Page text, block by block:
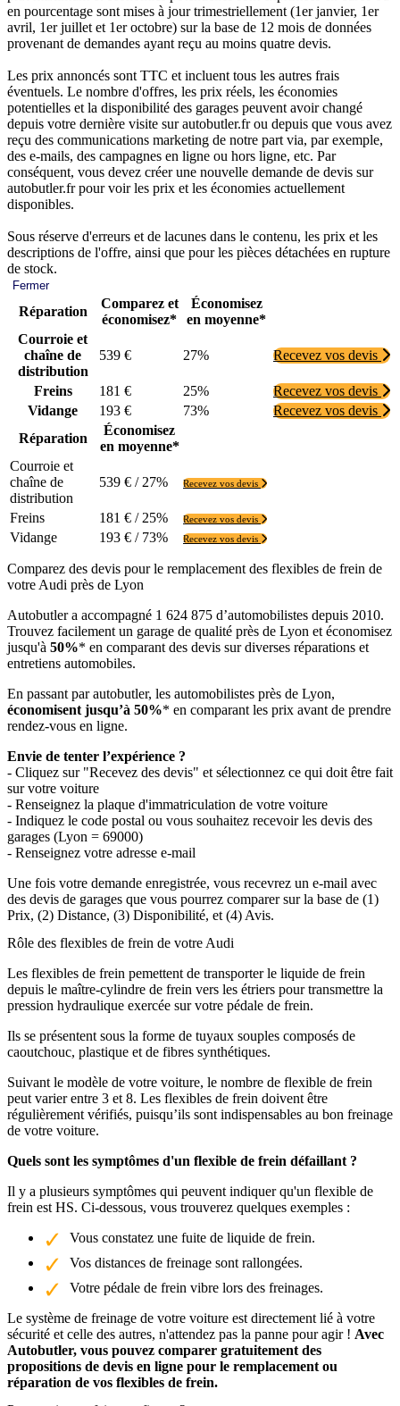
en pourcentage sont mises à jour trimestriellement (1er janvier, 1er
avril, 1er juillet et 1er octobre) sur la base de 12 mois de données
provenant de demandes ayant reçu au moins quatre devis.
Les prix annoncés sont TTC et incluent tous les autres frais
éventuels. Le nombre d'offres, les prix réels, les économies
potentielles et la disponibilité des garages peuvent avoir changé
depuis votre dernière visite sur autobutler.fr ou depuis que vous avez
reçu des communications marketing de notre part via, par exemple,
des e-mails, des campagnes en ligne ou hors ligne, etc. Par
conséquent, vous devez créer une nouvelle demande de devis sur
autobutler.fr pour voir les prix et les économies actuellement
disponibles.
Sous réserve d'erreurs et de lacunes dans le contenu, les prix et les
descriptions de l'offre, ainsi que pour les pièces détachées en rupture
de stock.
Fermer
Réparation
Comparez et
économisez*
Économisez
en moyenne*
Courroie et
chaîne de
distribution
539 € 27% Recevez vos devis
Freins 181 € 25%
Recevez vos devis
Vidange
193 € 73%
Recevez vos devis
Réparation
Économisez
en moyenne*
Courroie et
chaîne de
distribution
539 € / 27% Recevez vos devis
Freins 181 € / 25% Recevez vos devis
Vidange 193 € / 73% Recevez vos devis
Comparez des devis pour le remplacement des flexibles de frein de
votre Audi près de Lyon
Autobutler a accompagné 1 624 875 d’automobilistes depuis 2010.
Trouvez facilement un garage de qualité près de Lyon et économisez
jusqu'à 50%* en comparant des devis sur diverses réparations et
entretiens automobiles.
En passant par autobutler, les automobilistes près de Lyon,
économisent jusqu’à 50%* en comparant les prix avant de prendre
rendez-vous en ligne.
Envie de tenter l’expérience ?
- Cliquez sur "Recevez des devis" et sélectionnez ce qui doit être fait
sur votre voiture
- Renseignez la plaque d'immatriculation de votre voiture
- Indiquez le code postal ou vous souhaitez recevoir les devis des
garages (Lyon = 69000)
- Renseignez votre adresse e-mail
Une fois votre demande enregistrée, vous recevrez un e-mail avec
des devis de garages que vous pourrez comparer sur la base de (1)
Prix, (2) Distance, (3) Disponibilité, et (4) Avis.
Rôle des flexibles de frein de votre Audi
Les flexibles de frein pemettent de transporter le liquide de frein
depuis le maître-cylindre de frein vers les étriers pour transmettre la
pression hydraulique exercée sur votre pédale de frein.
Ils se présentent sous la forme de tuyaux souples composés de
caoutchouc, plastique et de fibres synthétiques.
Suivant le modèle de votre voiture, le nombre de flexible de frein
peut varier entre 3 et 8. Les flexibles de frein doivent être
régulièrement vérifiés, puisqu’ils sont indispensables au bon freinage
de votre voiture.
Quels sont les symptômes d'un flexible de frein défaillant ?
Il y a plusieurs symptômes qui peuvent indiquer qu'un flexible de
frein est HS. Ci-dessous, vous trouverez quelques exemples :
Vous constatez une fuite de liquide de frein.
Vos distances de freinage sont rallongées.
Votre pédale de frein vibre lors des freinages.
Le système de freinage de votre voiture est directement lié à votre
sécurité et celle des autres, n'attendez pas la panne pour agir ! Avec
Autobutler, vous pouvez comparer gratuitement des
propositions de devis en ligne pour le remplacement ou
réparation de vos flexibles de frein.